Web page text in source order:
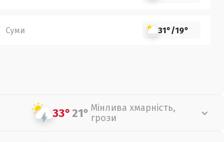
Суми 31°/19°
33°21° Мінлива хмарність,
грози